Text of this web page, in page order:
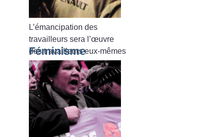
L’émancipation des
travailleurs sera l’œuvre
des travailleurs eux-mêmes
Féminisme